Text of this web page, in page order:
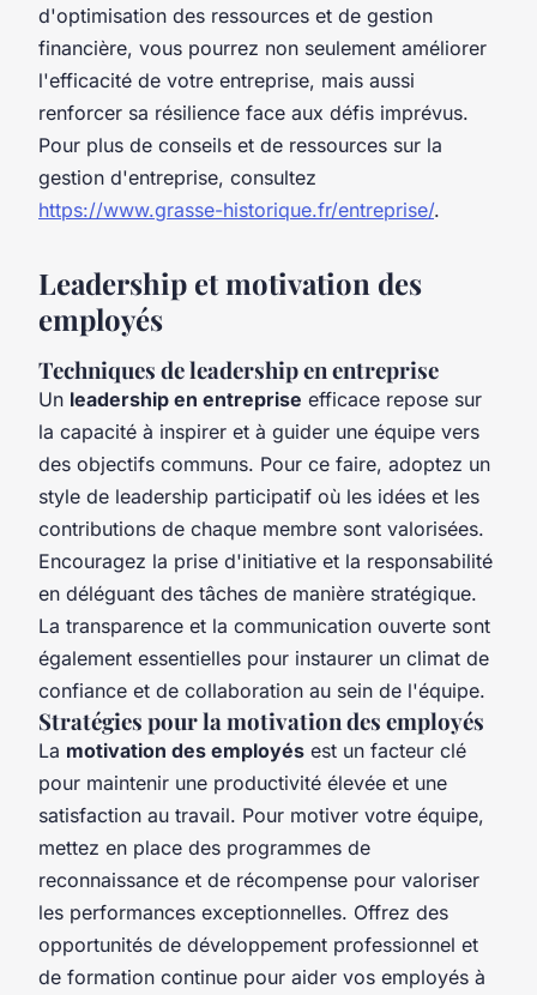
d'optimisation des ressources et de gestion
financière, vous pourrez non seulement améliorer
l'efficacité de votre entreprise, mais aussi
renforcer sa résilience face aux défis imprévus.
Pour plus de conseils et de ressources sur la
gestion d'entreprise, consultez
https://www.grasse-historique.fr/entreprise/.
Leadership et motivation des
employés
Techniques de leadership en entreprise
Un leadership en entreprise efficace repose sur
la capacité à inspirer et à guider une équipe vers
des objectifs communs. Pour ce faire, adoptez un
style de leadership participatif où les idées et les
contributions de chaque membre sont valorisées.
Encouragez la prise d'initiative et la responsabilité
en déléguant des tâches de manière stratégique.
La transparence et la communication ouverte sont
également essentielles pour instaurer un climat de
confiance et de collaboration au sein de l'équipe.
Stratégies pour la motivation des employés
La motivation des employés est un facteur clé
pour maintenir une productivité élevée et une
satisfaction au travail. Pour motiver votre équipe,
mettez en place des programmes de
reconnaissance et de récompense pour valoriser
les performances exceptionnelles. Offrez des
opportunités de développement professionnel et
de formation continue pour aider vos employés à